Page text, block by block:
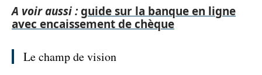
A voir aussi :guide sur la banque en ligne
avec encaissement de chèque
Le champ de vision